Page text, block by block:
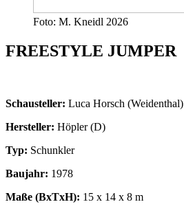
Foto: M. Kneidl 2026
FREESTYLE JUMPER
Schausteller: Luca Horsch (Weidenthal)
Hersteller: Höpler (D)
Typ: Schunkler
Baujahr: 1978
Maße (BxTxH): 15 x 14 x 8 m